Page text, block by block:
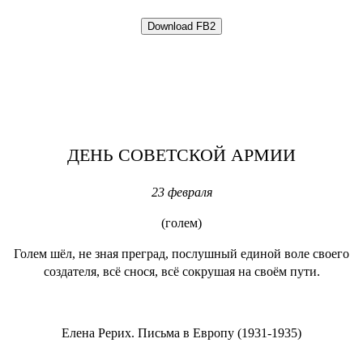
ДЕНЬ СОВЕТСКОЙ АРМИИ
23 февраля
(голем)
Голем шёл, не зная преград, послушный единой воле своего
создателя, всё снося, всё сокрушая на своём пути.
Елена Рерих. Письма в Европу (1931-1935)